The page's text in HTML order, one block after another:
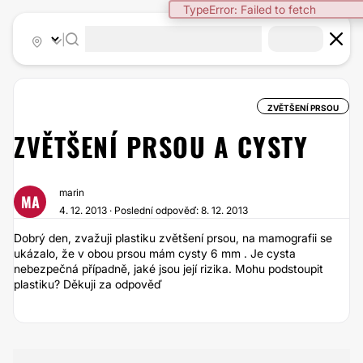
TypeError: Failed to fetch
ZVĚTŠENÍ PRSOU
ZVĚTŠENÍ PRSOU A CYSTY
MA
marin
4. 12. 2013 · Poslední odpověď: 8. 12. 2013
Dobrý den, zvažuji plastiku zvětšení prsou, na mamografii se
ukázalo, že v obou prsou mám cysty 6 mm . Je cysta
nebezpečná případně, jaké jsou její rizika. Mohu podstoupit
plastiku? Děkuji za odpověď